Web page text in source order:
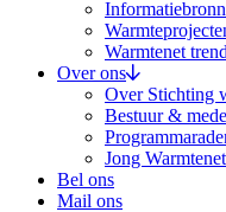
Warmtenet
Over ons
Over Stichting
Bestuur &
Jong
Bel ons
Mail ons